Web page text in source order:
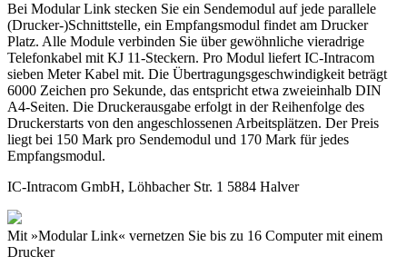
Bei Modular Link stecken Sie ein Sendemodul auf jede parallele
(Drucker-)Schnittstelle, ein Empfangsmodul findet am Drucker
Platz. Alle Module verbinden Sie über gewöhnliche vieradrige
Telefonkabel mit KJ 11-Steckern. Pro Modul liefert IC-Intracom
sieben Meter Kabel mit. Die Übertragungsgeschwindigkeit beträgt
6000 Zeichen pro Sekunde, das entspricht etwa zweieinhalb DIN
A4-Seiten. Die Druckerausgabe erfolgt in der Reihenfolge des
Druckerstarts von den angeschlossenen Arbeitsplätzen. Der Preis
liegt bei 150 Mark pro Sendemodul und 170 Mark für jedes
Empfangsmodul.
IC-Intracom GmbH, Löhbacher Str. 1 5884 Halver
Mit »Modular Link« vernetzen Sie bis zu 16 Computer mit einem
Drucker